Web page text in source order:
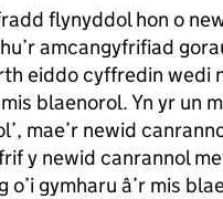
flynyddol hon o
amcangyfrifiad
eiddo cyffredin wedi
blaenorol. Yn yr un
mae’r newid
y newid canrannol
o’i gymharu â’r mis